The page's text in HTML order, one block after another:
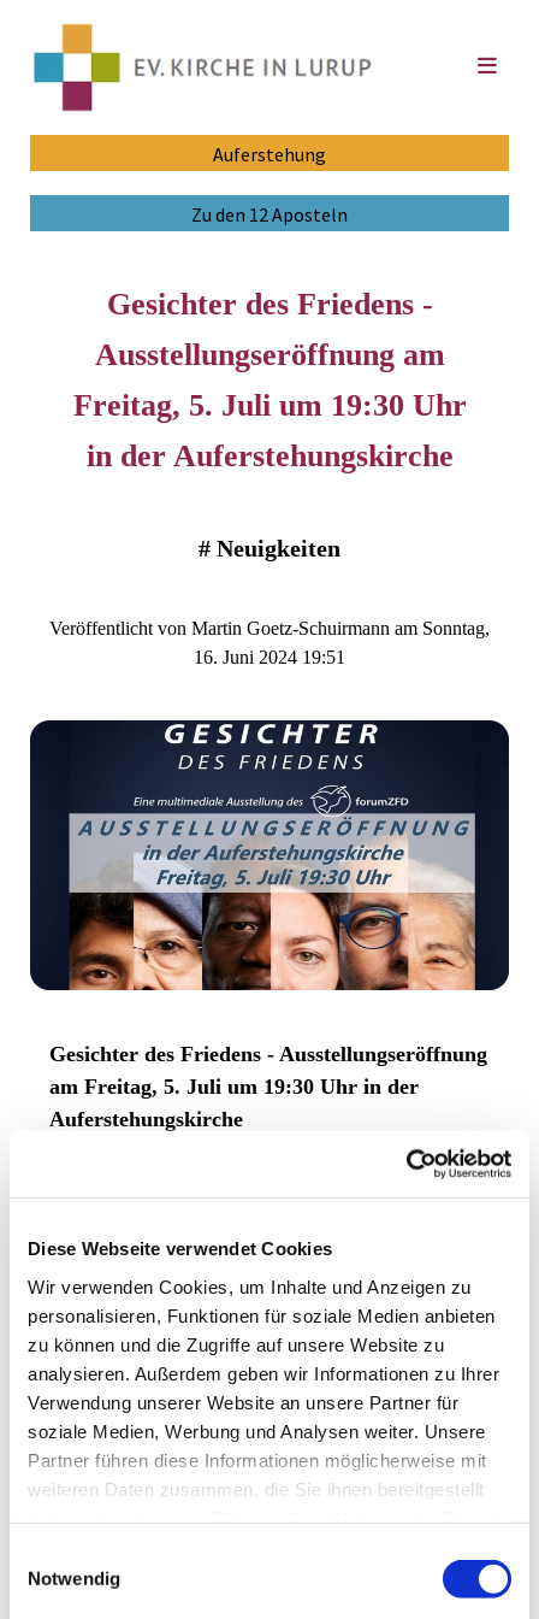
Diese Webseite verwendet Cookies
Wir verwenden Cookies, um Inhalte und Anzeigen zu
personalisieren, Funktionen für soziale Medien anbieten
zu können und die Zugriffe auf unsere Website zu
analysieren. Außerdem geben wir Informationen zu Ihrer
Verwendung unserer Website an unsere Partner für
soziale Medien, Werbung und Analysen weiter. Unsere
Partner führen diese Informationen möglicherweise mit
weiteren Daten zusammen, die Sie ihnen bereitgestellt
Notwendig
Auferstehung
Zu den 12 Aposteln
Gesichter des Friedens -
Ausstellungseröffnung am
Freitag, 5. Juli um 19:30 Uhr
in der Auferstehungskirche
# Neuigkeiten
Veröffentlicht von Martin Goetz-Schuirmann am Sonntag,
16. Juni 2024 19:51
Gesichter des Friedens - Ausstellungseröffnung
am Freitag, 5. Juli um 19:30 Uhr in der
Auferstehungskirche
Extrem beunruhigend sind die vielen gewaltsamen
Konflikte, von denen wir erfahren. Oft ist dies in unseren
Gottesdiensten und in Gesprächskreisen Thema. Groß ist
natürlich die Sehnsucht nach Frieden. Aber bekanntlich
ist es schwierig, Frieden auch zu erreichen. Fühl- und
Denkanstöße dafür möchte eine Plakatausstellung geben,
die wir in der Auferstehungskirche zeigen werden: Die
Ausstellung „Gesichter des Friedens“desForums
Ziviler Friedensdienststellt zehn Menschen vor, die sich
abstrakter Begriff ist: Sie haben ihn selbst erlebt. Viele